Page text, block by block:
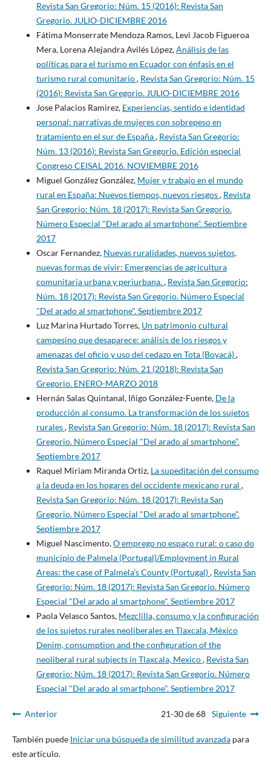
Revista San Gregorio: Núm. 15 (2016): Revista San
Gregorio. JULIO-DICIEMBRE 2016
Fátima Monserrate Mendoza Ramos, Levi Jacob Figueroa
Mera, Lorena Alejandra Avilés López,Análisis de las
políticas para el turismo en Ecuador con énfasis en el
turismo rural comunitario, Revista San Gregorio: Núm. 15
(2016): Revista San Gregorio. JULIO-DICIEMBRE 2016
Jose Palacios Ramirez, Experiencias, sentido e identidad
personal: narrativas de mujeres con sobrepeso en
tratamiento en el sur de España, Revista San Gregorio:
Núm. 13 (2016): Revista San Gregorio. Edición especial
Congreso CEISAL 2016. NOVIEMBRE 2016
Miguel González González, Mujer y trabajo en el mundo
rural en España: Nuevos tiempos, nuevos riesgos, Revista
San Gregorio: Núm. 18 (2017): Revista San Gregorio.
Número Especial "Del arado al smartphone". Septiembre
2017
Oscar Fernandez, Nuevas ruralidades, nuevos sujetos,
nuevas formas de vivir: Emergencias de agricultura
comunitaria urbana y periurbana., Revista San Gregorio:
Núm. 18 (2017): Revista San Gregorio. Número Especial
"Del arado al smartphone". Septiembre 2017
Luz Marina Hurtado Torres, Un patrimonio cultural
campesino que desaparece: análisis de los riesgos y
amenazas del oficio y uso del cedazo en Tota (Boyacá),
Revista San Gregorio: Núm. 21 (2018): Revista San
Gregorio. ENERO-MARZO 2018
Hernán Salas Quintanal, Iñigo González-Fuente, De la
producción al consumo. La transformación de los sujetos
rurales, Revista San Gregorio: Núm. 18 (2017): Revista San
Gregorio. Número Especial "Del arado al smartphone".
Septiembre 2017
Raquel Miriam Miranda Ortiz, La supeditación del consumo
a la deuda en los hogares del occidente mexicano rural ,
Revista San Gregorio: Núm. 18 (2017): Revista San
Gregorio. Número Especial "Del arado al smartphone".
Septiembre 2017
Miguel Nascimento,O emprego no espaço rural: o caso do
município de Palmela (Portugal)/Employment in Rural
Areas: the case of Palmela’s County (Portugal), Revista San
Gregorio: Núm. 18 (2017): Revista San Gregorio. Número
Especial "Del arado al smartphone". Septiembre 2017
Paola Velasco Santos, Mezclilla, consumo y la configuración
de los sujetos rurales neoliberales en Tlaxcala, México
Denim, consumption and the configuration of the
neoliberal rural subjects in Tlaxcala, Mexico, Revista San
Gregorio: Núm. 18 (2017): Revista San Gregorio. Número
Especial "Del arado al smartphone". Septiembre 2017
Anterior 21-30 de 68 Siguiente
También puede Iniciar una búsqueda de similitud avanzadapara
este artículo.